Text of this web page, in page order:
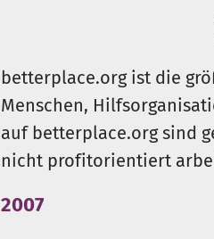
betterplace.org ist die
Menschen,
auf betterplace.org sind
nicht profitorientiert
2007